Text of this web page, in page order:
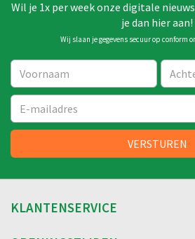
Wil je 1x per week onze digitale
je dan hier aan!
Wij slaan je gegevens secuur op conform
KLANTENSERVICE